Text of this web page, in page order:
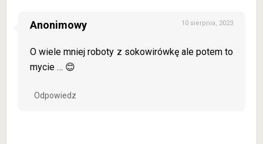
Anonimowy 10 sierpnia, 2023
O wiele mniej roboty z sokowirówkę ale potem to
mycie … 😊
Odpowiedz